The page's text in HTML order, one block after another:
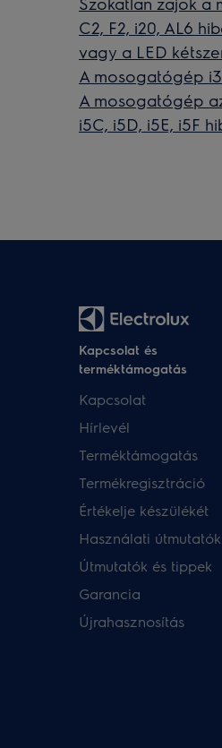
C2, F2, i20, AL6
vagy a LED
A mosogatógép
A mosogatógép
i5C, i5D, i5E, i5F
Kapcsolat és
terméktámogatás
Kapcsolat
Hírlevél
Terméktámogatás
Termékregisztráció
Értékelje készülékét
Használati útmutatók
Útmutatók és tippek
Garancia
Újrahasznosítás